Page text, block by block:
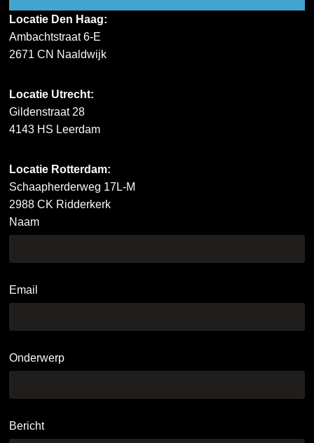
Locatie Den Haag:
Ambachtstraat 6-E
2671 CN Naaldwijk
Locatie Utrecht:
Gildenstraat 28
4143 HS Leerdam
Locatie Rotterdam:
Schaapherderweg 17L-M
2988 CK Ridderkerk
Naam
Email
Onderwerp
Bericht